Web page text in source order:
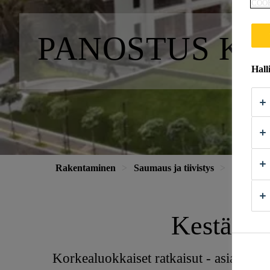
PANOSTUS
Rakentaminen Saumaus ja tiivistys
Korkealuokkaiset ratkaisut -